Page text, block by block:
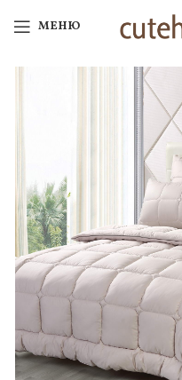
МЕНЮ